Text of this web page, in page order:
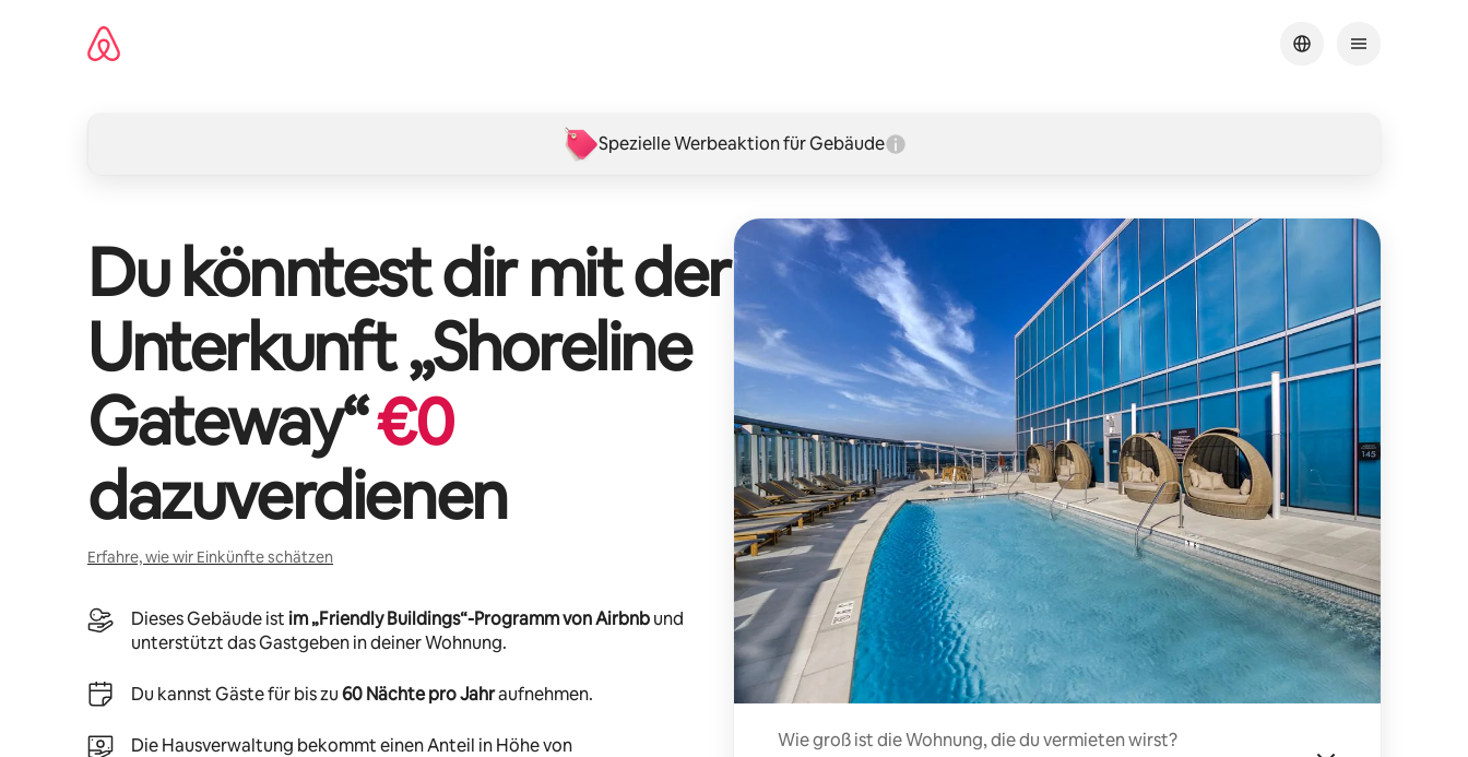
Spezielle Werbeaktion für Gebäude
Du könntest dir mit der
Unterkunft „Shoreline
Gateway“€0
dazuverdienen
Erfahre, wie wir Einkünfte schätzen
Dieses Gebäude ist im „Friendly Buildings“-Programm von Airbnbund
unterstützt das Gastgeben in deiner Wohnung.
Du kannst Gäste für bis zu60 Nächte pro Jahraufnehmen.
Die Hausverwaltung bekommt einen Anteil in Höhe von
Wie groß ist die Wohnung, die du vermieten wirst?